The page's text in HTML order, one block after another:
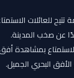
للعائلات الاستمتاع
عن صخب المدينة.
بمشاهدة أفق
البحري الجميل.